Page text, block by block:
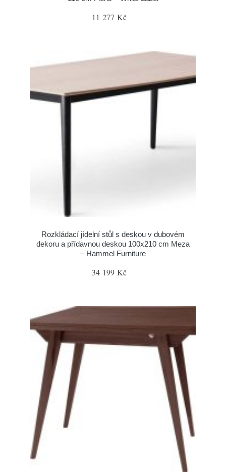
11 277 Kč
Rozkládací jídelní stůl s deskou v dubovém
dekoru a přídavnou deskou 100x210 cm Meza
– Hammel Furniture
34 199 Kč